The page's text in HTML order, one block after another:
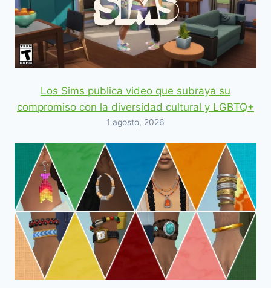
Los Sims publica video que subraya su
compromiso con la diversidad cultural y LGBTQ+
1 agosto, 2026